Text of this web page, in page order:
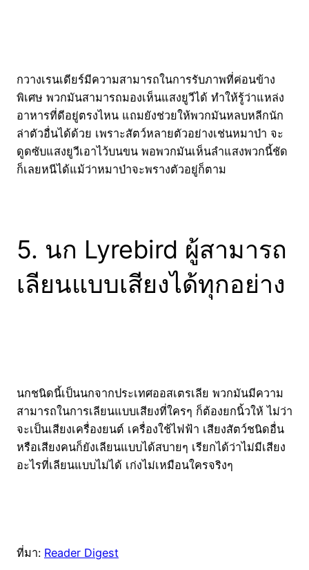
กวางเรนเดียร์มีความสามารถในการรับภาพที่ค่อนข้าง
พิเศษ พวกมันสามารถมองเห็นแสงยูวีได้ ทำให้รู้ว่าแหล่ง
อาหารที่ดีอยู่ตรงไหน แถมยังช่วยให้พวกมันหลบหลีกนัก
ล่าตัวอื่นได้ด้วย เพราะสัตว์หลายตัวอย่างเช่นหมาป่า จะ
ดูดซับแสงยูวีเอาไว้บนขน พอพวกมันเห็นลำแสงพวกนี้ชัด
ก็เลยหนีได้แม้ว่าหมาป่าจะพรางตัวอยู่ก็ตาม
5. นก Lyrebird ผู้สามารถ
เลียนแบบเสียงได้ทุกอย่าง
นกชนิดนี้เป็นนกจากประเทศออสเตรเลีย พวกมันมีความ
สามารถในการเลียนแบบเสียงที่ใครๆ ก็ต้องยกนิ้วให้ ไม่ว่า
จะเป็นเสียงเครื่องยนต์ เครื่องใช้ไฟฟ้า เสียงสัตว์ชนิดอื่น
หรือเสียงคนก็ยังเลียนแบบได้สบายๆ เรียกได้ว่าไม่มีเสียง
อะไรที่เลียนแบบไม่ได้ เก่งไม่เหมือนใครจริงๆ
ที่มา: Reader Digest